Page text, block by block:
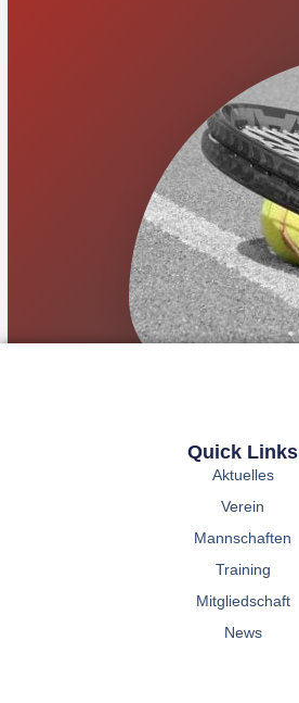
Quick Links
Aktuelles
Verein
Mannschaften
Training
Mitgliedschaft
News